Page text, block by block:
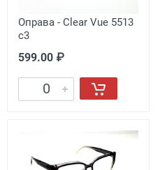
Оправа - Clear Vue 5513
c3
599.00 ₽